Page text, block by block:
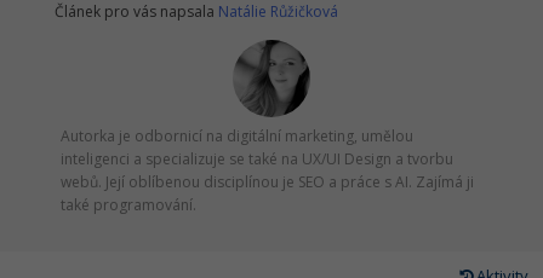
Článek pro vás napsala Natálie Růžičková
Autorka je odbornicí na digitální marketing, umělou
inteligenci a specializuje se také na UX/UI Design a tvorbu
webů. Její oblíbenou disciplínou je SEO a práce s AI. Zajímá ji
také programování.